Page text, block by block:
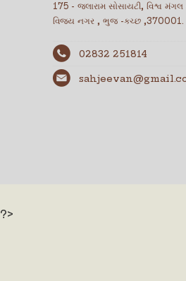
175 - જલારામ સોસાયટી, વિશ્વ મંગલ
વિજય નગર , ભુજ -કચ્છ ,370001.
02832 251814
?>